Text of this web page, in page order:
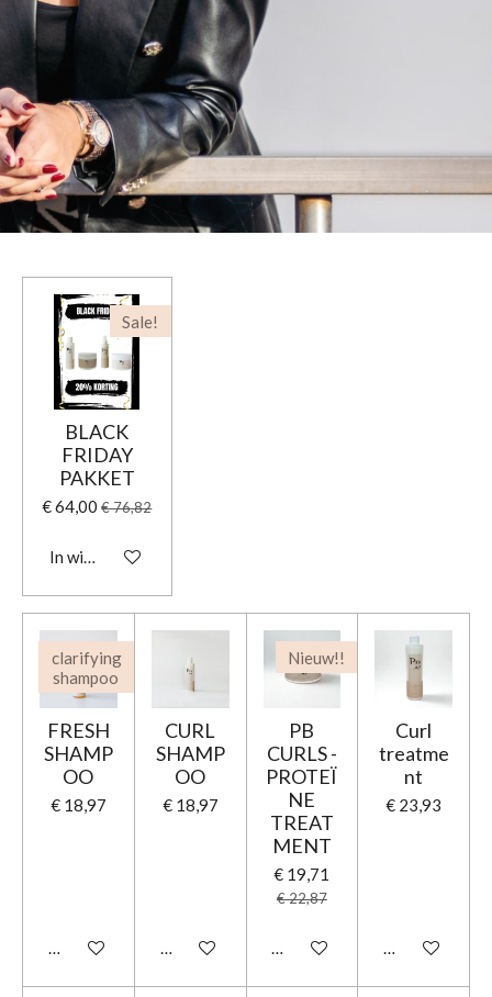
Sale!
BLACK
FRIDAY
PAKKET
€ 64,00 € 76,82
In winkelwagen
clarifying
shampoo
FRESH
SHAMP
OO
€ 18,97
In winkelwagen
CURL
SHAMP
OO
€ 18,97
In winkelwagen
Nieuw!!
PB
CURLS -
PROTEÏ
NE
TREAT
MENT
€ 19,71
€ 22,87
In winkelwagen
Curl
treatme
nt
€ 23,93
In